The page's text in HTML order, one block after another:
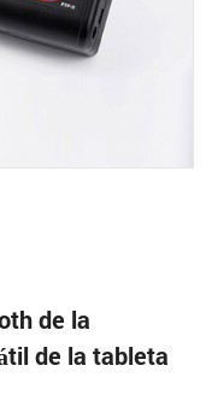
de la
de la tableta